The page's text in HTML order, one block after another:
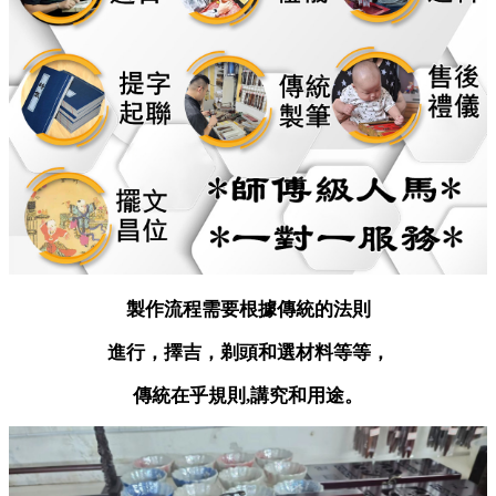
製作流程需要根據傳統的法則
進行，擇吉，剃頭和選材料等等，
傳統在乎規則,講究和用途。